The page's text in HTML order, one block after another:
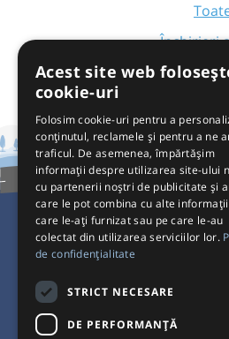
Închirieri
Pentru
Pentru
Acest site web
cookie-uri
Folosim cookie-uri pentru a
conținutul, reclamele și pentru a ne
traficul. De asemenea, împărtășim
informații despre utilizarea site-ului
cu partenerii noștri de publicitate și
care le pot combina cu alte
care le-ați furnizat sau pe care le-au
colectat din utilizarea serviciilor lor.
de confidențialitate
STRICT NECESARE
DE PERFORMANȚĂ